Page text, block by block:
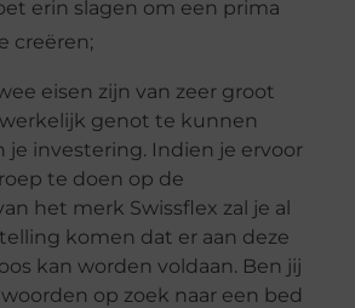
erin slagen om een prima
creëren;
eisen zijn van zeer groot
genot te kunnen
je investering. Indien je ervoor
te doen op de
het merk Swissflex zal je al
komen dat er aan deze
kan worden voldaan. Ben jij
op zoek naar een bed